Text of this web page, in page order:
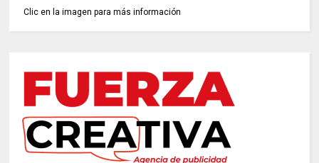
Clic en la imagen para más información